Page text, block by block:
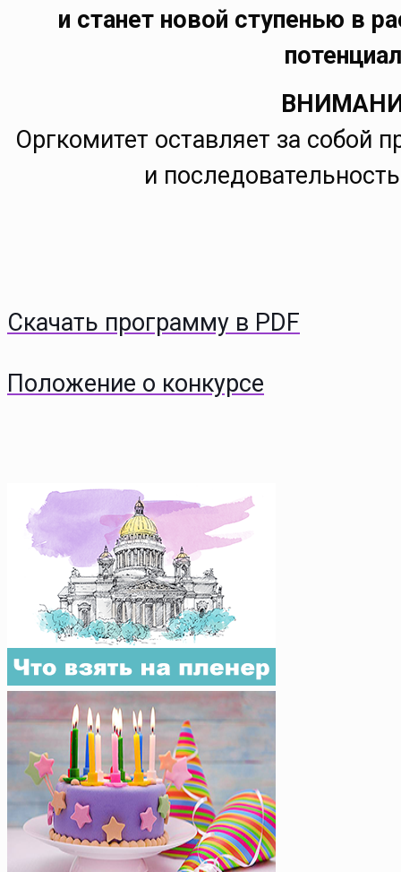
и станет новой ступенью в
Оргкомитет оставляет за собой
и
Скачать программу в PDF
Положение о конкурсе